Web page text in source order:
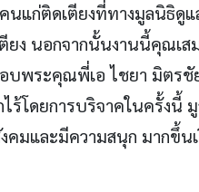
นแก่ติดเตียงที่ทางมูลนิธิดู
ยง นอกจากนั้นงานนี้คุณเส
พระคุณพี่เอ ไชยา มิตรชั
ไร้โดยการบริจาคในครั้ง
งคมและมีความสนุก มาก